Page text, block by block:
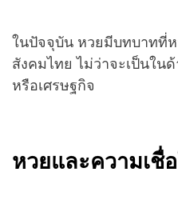
ในปัจจุบัน หวยมีบทบาทที่
สังคมไทย ไม่ว่าจะเป็นใน
หรือเศรษฐกิจ
หวยและความเชื่